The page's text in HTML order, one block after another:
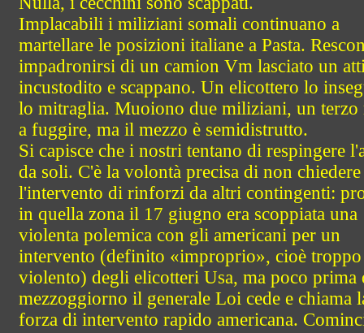
Implacabili i miliziani somali continuano a
martellare le posizioni italiane a Pasta.
impadronirsi di un camion Vm lasciato un
incustodito e scappano. Un elicottero lo
lo mitraglia. Muoiono due miliziani, un terzo
a fuggire, ma il mezzo è semidistrutto.
Si capisce che i nostri tentano di respingere
da soli. C'è la volontà precisa di non chiedere
l'intervento di rinforzi da altri contingenti:
in quella zona il 17 giugno era scoppiata una
violenta polemica con gli americani per un
intervento (definito «improprio», cioè troppo
violento) degli elicotteri Usa, ma poco prima
mezzoggiorno il generale Loi cede e chiama
forza di intervento rapido americana.